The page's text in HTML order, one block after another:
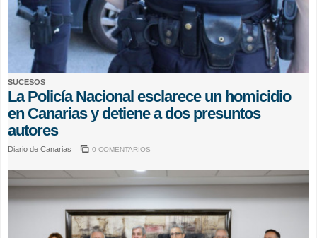
SUCESOS
La Policía Nacional esclarece un homicidio
en Canarias y detiene a dos presuntos
autores
Diario de Canarias 0 COMENTARIOS